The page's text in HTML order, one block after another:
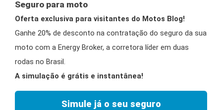
Seguro para moto
Oferta exclusiva para visitantes do Motos Blog!
Ganhe 20% de desconto na contratação do seguro da sua
moto com a Energy Broker, a corretora líder em duas
rodas no Brasil.
A simulação é grátis e instantânea!
Simule já o seu seguro